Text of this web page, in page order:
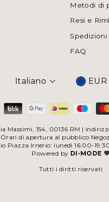
Metodi di
Resi e
Spedizioni
FAQ
Italiano Valuta
154, 00136 RM |
di apertura al pubblico
Piazza Irnerio: lunedì 16:00-
Powered by DI-MODE 💜
Tutti i diritti riservati